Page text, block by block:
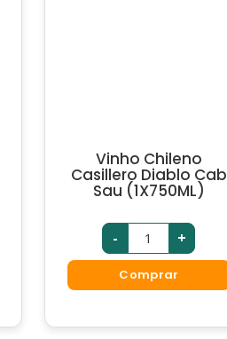
Vinho Chileno
Casillero Diablo Cab
Sau (1X750ML)
- Vinho
Chileno
Casillero
Diablo
Cab
quantidade
+
Comprar